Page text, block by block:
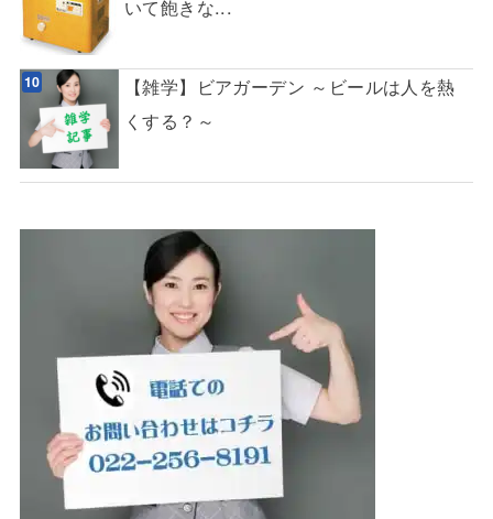
いて飽きな...
【雑学】ビアガーデン ～ビールは人を熱
くする？～